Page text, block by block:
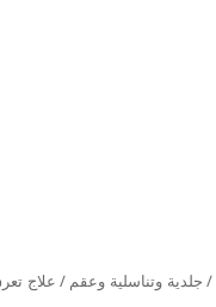
/جلدية وتناسلية وعقم/علاج